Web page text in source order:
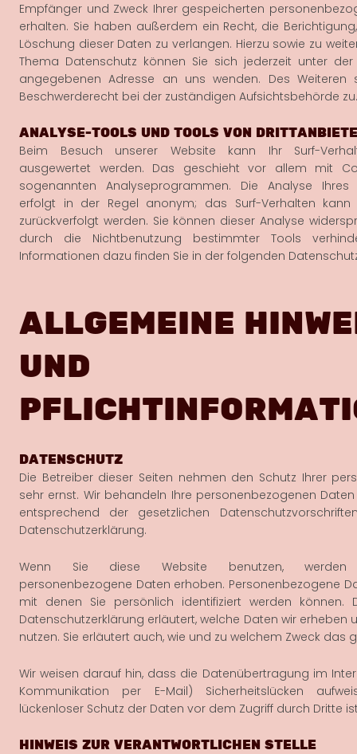
Empfänger und Zweck Ihrer gespeicherten
erhalten. Sie haben außerdem ein Recht, die
Löschung dieser Daten zu verlangen. Hierzu sowie zu
Thema Datenschutz können Sie sich jederzeit unter
angegebenen Adresse an uns wenden. Des Weiteren
Beschwerderecht bei der zuständigen Aufsichtsbehörde zu.
ANALYSE-TOOLS UND TOOLS VON
Beim Besuch unserer Website kann Ihr Surf-
ausgewertet werden. Das geschieht vor allem mit
sogenannten Analyseprogrammen. Die Analyse Ihres
erfolgt in der Regel anonym; das Surf-Verhalten
zurückverfolgt werden. Sie können dieser Analyse
durch die Nichtbenutzung bestimmter Tools
Informationen dazu finden Sie in der folgenden
ALLGEMEINE
UND
DATENSCHUTZ
Die Betreiber dieser Seiten nehmen den Schutz Ihrer
sehr ernst. Wir behandeln Ihre personenbezogenen
entsprechend der gesetzlichen
Datenschutzerklärung.
Wenn Sie diese Website benutzen, werden
personenbezogene Daten erhoben. Personenbezogene
mit denen Sie persönlich identifiziert werden können.
Datenschutzerklärung erläutert, welche Daten wir erheben
nutzen. Sie erläutert auch, wie und zu welchem Zweck das
Wir weisen darauf hin, dass die Datenübertragung im
Kommunikation per E-Mail) Sicherheitslücken
lückenloser Schutz der Daten vor dem Zugriff durch Dritte
HINWEIS ZUR VERANTWORTLICHEN STELLE